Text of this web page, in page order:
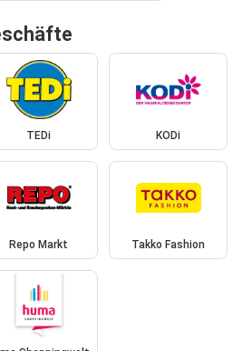
TEDi KODi
Repo Markt Takko Fashion